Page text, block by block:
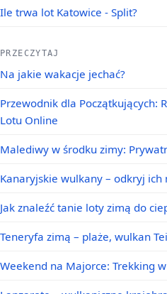
Ile trwa lot Katowice - Split?
PRZECZYTAJ
Na jakie wakacje jechać?
Przewodnik dla Początkujących:
Lotu Online
Malediwy w środku zimy:
Kanaryjskie wulkany – odkryj ich
Jak znaleźć tanie loty zimą do
Teneryfa zimą – plaże, wulkan
Weekend na Majorce: Trekking